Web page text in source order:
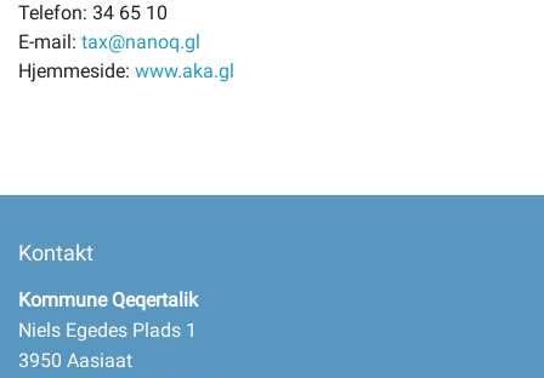
Telefon: 34 65 10
E-mail: tax@nanoq.gl
Hjemmeside: www.aka.gl
Kontakt
Kommune Qeqertalik
Niels Egedes Plads 1
3950 Aasiaat